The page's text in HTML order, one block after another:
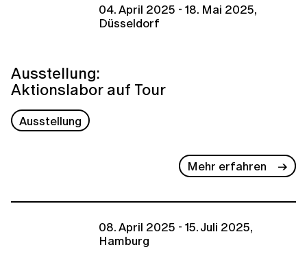
04. April 2025 - 18. Mai 2025,
Düsseldorf
Ausstellung:
Aktionslabor auf Tour
Ausstellung
Mehr erfahren
08. April 2025 - 15. Juli 2025,
Hamburg